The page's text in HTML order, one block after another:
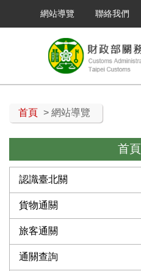
網站導覽 聯絡我們
首頁 > 網站導覽
首頁
認識臺北關
貨物通關
旅客通關
通關查詢